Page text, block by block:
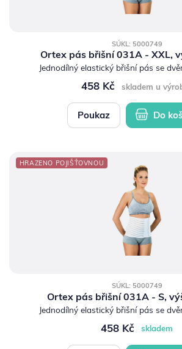
SÚKL: 5000749
Ortex pás břišní 031A - XXL,
Jednodílný elastický břišní pás se
458 Kč skladem u
Poukaz Do
HRAZENO POJIŠŤOVNOU
SÚKL: 5000749
Ortex pás břišní 031A - S,
Jednodílný elastický břišní pás se
458 Kč skladem